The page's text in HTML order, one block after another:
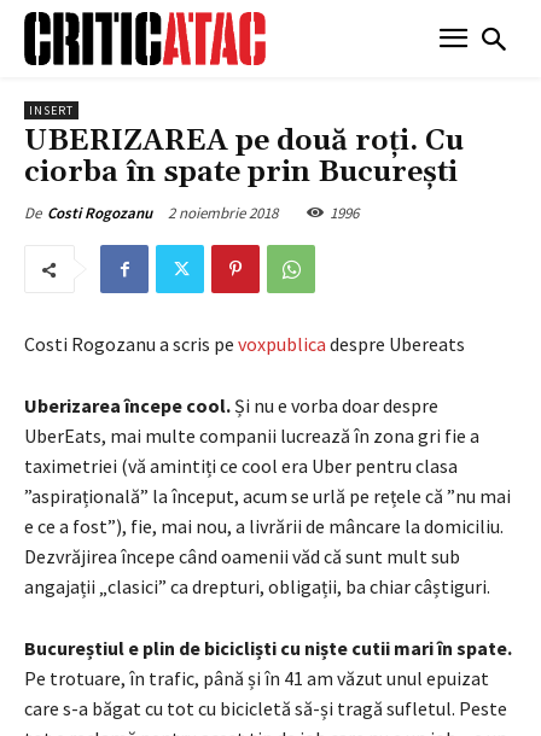
INSERT
UBERIZAREA pe două roți. Cu
ciorba în spate prin București
De Costi Rogozanu 2 noiembrie 2018 1996
Costi Rogozanu a scris pe voxpublica despre Ubereats
Uberizarea începe cool.Și nu e vorba doar despre
UberEats, mai multe companii lucrează în zona gri fie a
taximetriei (vă amintiți ce cool era Uber pentru clasa
”aspirațională” la început, acum se urlă pe rețele că ”nu mai
e ce a fost”), fie, mai nou, a livrării de mâncare la domiciliu.
Dezvrăjirea începe când oamenii văd că sunt mult sub
angajații „clasici” ca drepturi, obligații, ba chiar câștiguri.
Bucureștiul e plin de bicicliști cu niște cutii mari în spate.
Pe trotuare, în trafic, până și în 41 am văzut unul epuizat
care s-a băgat cu tot cu bicicletă să-și tragă sufletul. Peste